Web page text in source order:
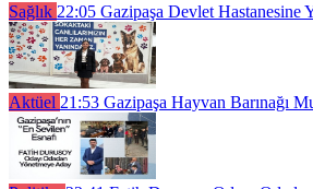
Sağlık 22:05 Gazipaşa Devlet Hastanesine
Aktüel 21:53 Gazipaşa Hayvan Barınağı